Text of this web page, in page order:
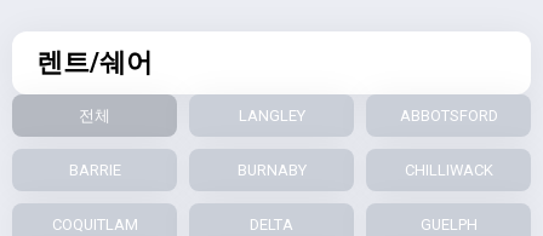
렌트/쉐어
전체 LANGLEY ABBOTSFORD
BARRIE BURNABY CHILLIWACK
COQUITLAM DELTA GUELPH